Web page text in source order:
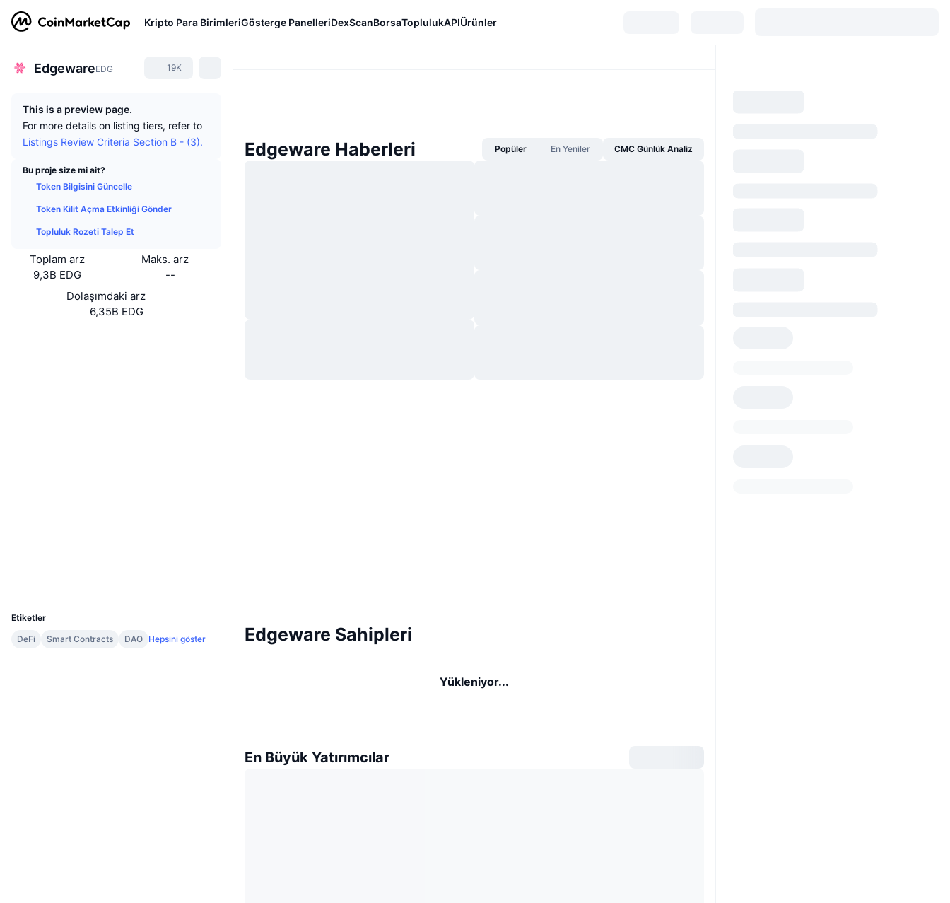
Kripto Para BirimleriGösterge PanelleriDexScanBorsaToplulukAPIÜrünler
EdgewareEDG 19K
This is a preview page.
For more details on listing tiers, refer to
Listings Review Criteria Section B - (3).
Bu proje size mi ait?
Token Bilgisini Güncelle
Token Kilit Açma Etkinliği Gönder
Topluluk Rozeti Talep Et
Toplam arz
9,3B EDG
Maks. arz
--
Dolaşımdaki arz
6,35B EDG
Etiketler
DeFi
Smart Contracts DAO Hepsini göster
Edgeware Haberleri Popüler En Yeniler CMC Günlük Analiz
Edgeware Sahipleri
Yükleniyor...
En Büyük Yatırımcılar